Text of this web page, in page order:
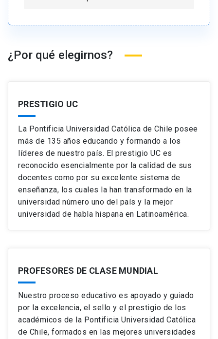
¿Por qué elegirnos?
PRESTIGIO UC
La Pontificia Universidad Católica de Chile posee
más de 135 años educando y formando a los
líderes de nuestro país. El prestigio UC es
reconocido esencialmente por la calidad de sus
docentes como por su excelente sistema de
enseñanza, los cuales la han transformado en la
universidad número uno del país y la mejor
universidad de habla hispana en Latinoamérica.
PROFESORES DE CLASE MUNDIAL
Nuestro proceso educativo es apoyado y guiado
por la excelencia, el sello y el prestigio de los
académicos de la Pontificia Universidad Católica
de Chile, formados en las mejores universidades